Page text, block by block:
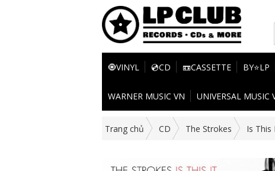
🧿VINYL 💿CD 📼CASSETTE BY⭐LP
WARNER MUSIC VN UNIVERSAL MUSIC
Trang chủ CD The Strokes Is This